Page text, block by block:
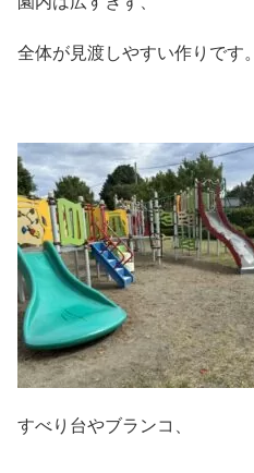
全体が見渡しやすい作りです。
すべり台やブランコ、